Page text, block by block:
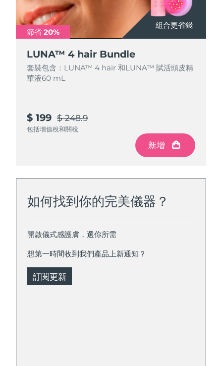
組合更省錢
節省 20%
LUNA™ 4 hair Bundle
套裝包含：LUNA™ 4 hair 和LUNA™ 賦活頭皮精
華液60 mL
$ 199 $ 248.9
包括增值稅和關稅
新增
如何找到你的完美儀器？
開啟儀式感護膚，選你所需
想第一時間收到我們產品上新通知？
訂閱更新